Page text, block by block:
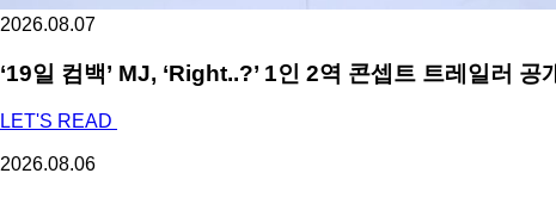
2026.08.07
‘19일 컴백’ MJ, ‘Right..?’ 1인 2역 콘셉트 트레일러
LET'S READ
2026.08.06